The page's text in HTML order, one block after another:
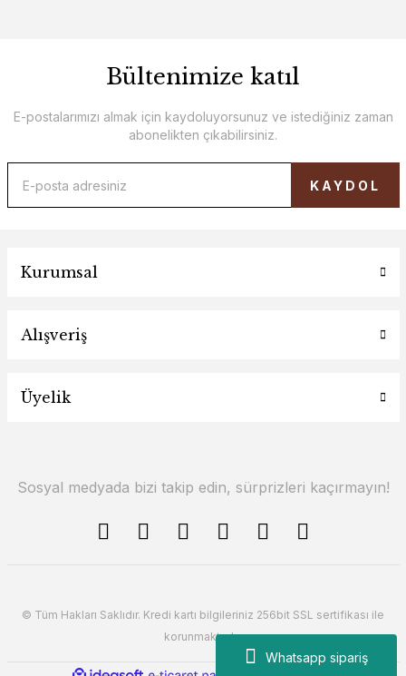
Whatsapp sipariş
Bültenimize katıl
E-postalarımızı almak için kaydoluyorsunuz ve istediğiniz zaman
abonelikten çıkabilirsiniz.
KAYDOL
Kurumsal
Alışveriş
Üyelik
Sosyal medyada bizi takip edin, sürprizleri kaçırmayın!
© Tüm Hakları Saklıdır. Kredi kartı bilgileriniz 256bit SSL sertifikası ile
korunmaktadır.